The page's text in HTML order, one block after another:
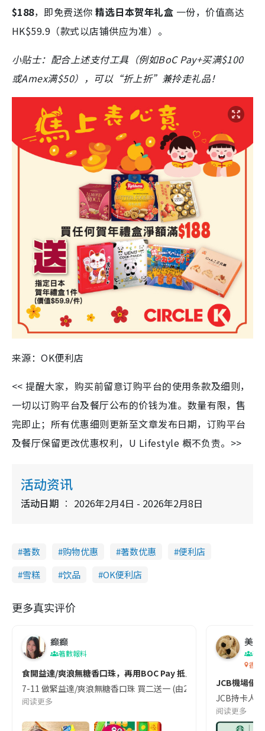
$188，即免费送你精选日本贺年礼盒 一份，价值高达
HK$59.9（款式以店铺供应为准）。
小贴士：配合上述支付工具（例如BoC Pay+买满$100
或Amex满$50），可以“折上折”兼拎走礼品！
来源：OK便利店
<< 提醒大家，购买前留意订购平台的使用条款及细则，
一切以订购平台及餐厅公布的价钱为准。数量有限，售
完即止；所有优惠细则更新至文章发布日期，订购平台
及餐厅保留更改优惠权利，U Lifestyle 概不负责。>>
活动资讯
活动日期 2026年2月4日 - 2026年2月8日
著数 购物优惠 著数优惠
便利店
雪糕
饮品 OK便利店
更多真实评价
癲癲
著數報料
食開益達/爽浪無糖香口珠，再用BOC Pay 抵上加抵！
7-11 做緊益達/爽浪無糖香口珠 買二送一 (由2024年6月5-11日)
阅读更多
美食
著
香港
JCB機場優
JCB持卡人
阅读更多